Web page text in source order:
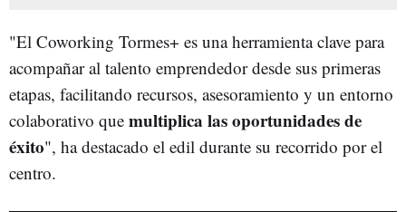
"El Coworking Tormes+ es una herramienta clave para
acompañar al talento emprendedor desde sus primeras
etapas, facilitando recursos, asesoramiento y un entorno
colaborativo que multiplica las oportunidades de
éxito", ha destacado el edil durante su recorrido por el
centro.